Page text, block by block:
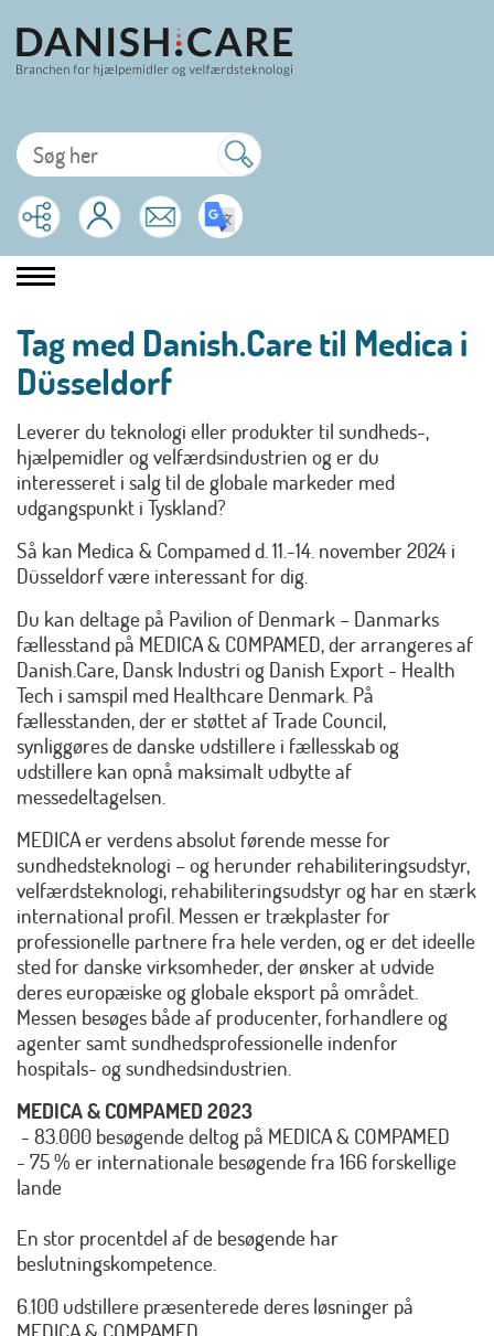
Tag med Danish.Care til Medica i
Düsseldorf
Leverer du teknologi eller produkter til sundheds-,
hjælpemidler og velfærdsindustrien og er du
interesseret i salg til de globale markeder med
udgangspunkt i Tyskland?
Så kan Medica & Compamed d. 11.-14. november 2024 i
Düsseldorf være interessant for dig.
Du kan deltage på Pavilion of Denmark – Danmarks
fællesstand på MEDICA & COMPAMED, der arrangeres af
Danish.Care, Dansk Industri og Danish Export - Health
Tech i samspil med Healthcare Denmark. På
fællesstanden, der er støttet af Trade Council,
synliggøres de danske udstillere i fællesskab og
udstillere kan opnå maksimalt udbytte af
messedeltagelsen.
MEDICA er verdens absolut førende messe for
sundhedsteknologi – og herunder rehabiliteringsudstyr,
velfærdsteknologi, rehabiliteringsudstyr og har en stærk
international profil. Messen er trækplaster for
professionelle partnere fra hele verden, og er det ideelle
sted for danske virksomheder, der ønsker at udvide
deres europæiske og globale eksport på området.
Messen besøges både af producenter, forhandlere og
agenter samt sundhedsprofessionelle indenfor
hospitals- og sundhedsindustrien.
MEDICA & COMPAMED 2023
- 83.000 besøgende deltog på MEDICA & COMPAMED
- 75 % er internationale besøgende fra 166 forskellige
lande
En stor procentdel af de besøgende har
beslutningskompetence.
6.100 udstillere præsenterede deres løsninger på